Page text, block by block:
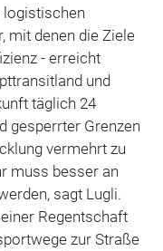
logistischen
mit denen die Ziele
- erreicht
und
täglich 24
gesperrter Grenzen
vermehrt zu
muss besser an
sagt Lugli.
Regentschaft
zur Straße